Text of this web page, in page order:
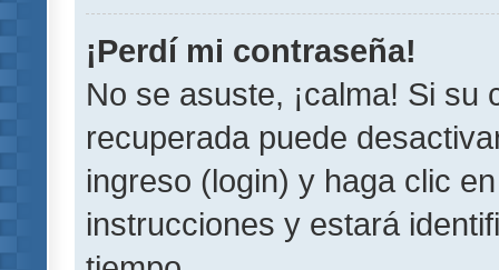
¡Perdí mi contraseña!
No se asuste, ¡calma! Si su
recuperada puede
ingreso (login) y haga clic
instrucciones y estará